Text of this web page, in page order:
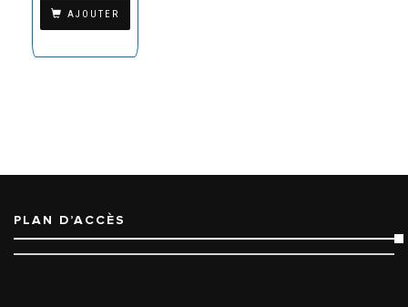
AJOUTER
PLAN D’ACCÈS